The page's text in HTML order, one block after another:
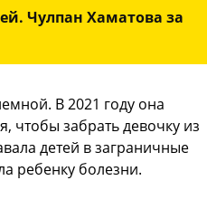
Чулпан Хаматова за
В 2021 году она
чтобы забрать девочку из
детей в заграничные
ребенку болезни.